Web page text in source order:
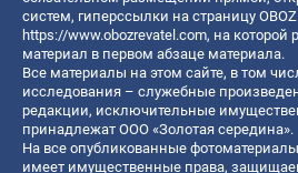
систем, гиперссылки на страницу
https://www.obozrevatel.com, на которой
материал в первом абзаце материала.
Все материалы на этом сайте, в том
исследования – служебные
редакции, исключительные
принадлежат ООО «Золотая середина».
На все опубликованные
имеет имущественные права,